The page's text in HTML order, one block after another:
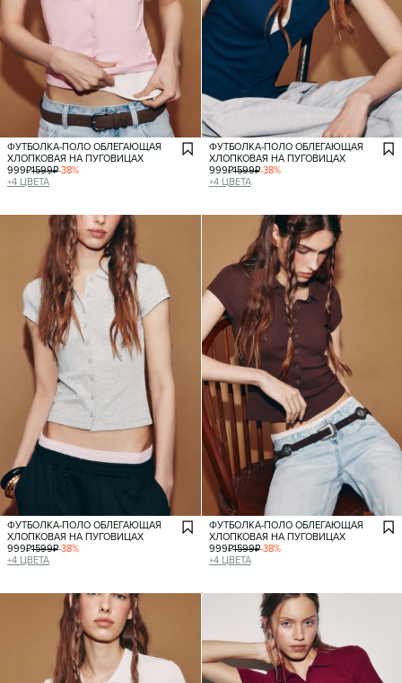
ФУТБОЛКА-ПОЛО ОБЛЕГАЮЩАЯ
ХЛОПКОВАЯ НА ПУГОВИЦАХ
999₽1599₽-38%
+4 ЦВЕТА
ФУТБОЛКА-ПОЛО ОБЛЕГАЮЩАЯ
ХЛОПКОВАЯ НА ПУГОВИЦАХ
999₽1599₽-38%
+4 ЦВЕТА
ФУТБОЛКА-ПОЛО ОБЛЕГАЮЩАЯ
ХЛОПКОВАЯ НА ПУГОВИЦАХ
999₽1599₽-38%
+4 ЦВЕТА
ФУТБОЛКА-ПОЛО ОБЛЕГАЮЩАЯ
ХЛОПКОВАЯ НА ПУГОВИЦАХ
999₽1599₽-38%
+4 ЦВЕТА